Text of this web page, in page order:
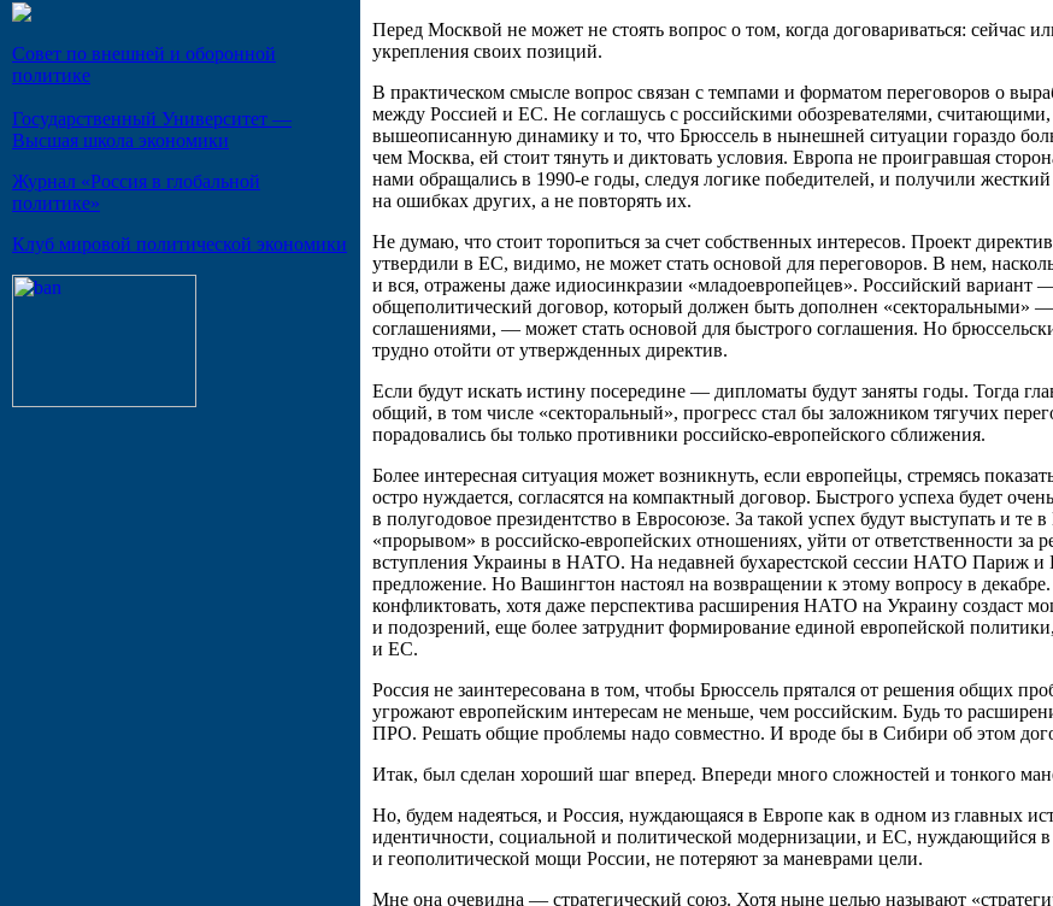
Совет по внешней и оборонной
политике
Государственный Университет —
Высшая школа экономики
Журнал «Россия в глобальной
политике»
Клуб мировой политической экономики
Перед Москвой не может не стоять вопрос о том, когда договариваться: сейчас
укрепления своих позиций.
В практическом смысле вопрос связан с темпами и форматом переговоров о
между Россией и ЕС. Не соглашусь с российскими обозревателями,
вышеописанную динамику и то, что Брюссель в нынешней ситуации гораздо
чем Москва, ей стоит тянуть и диктовать условия. Европа не проигравшая
нами обращались в 1990-е годы, следуя логике победителей, и получили жесткий
на ошибках других, а не повторять их.
Не думаю, что стоит торопиться за счет собственных интересов. Проект
утвердили в ЕС, видимо, не может стать основой для переговоров. В нем,
и вся, отражены даже идиосинкразии «младоевропейцев». Российский вариант
общеполитический договор, который должен быть дополнен «секторальными»
соглашениями, — может стать основой для быстрого соглашения. Но
трудно отойти от утвержденных директив.
Если будут искать истину посередине — дипломаты будут заняты годы. Тогда
общий, в том числе «секторальный», прогресс стал бы заложником тягучих
порадовались бы только противники российско-европейского сближения.
Более интересная ситуация может возникнуть, если европейцы, стремясь
остро нуждается, согласятся на компактный договор. Быстрого успеха будет
в полугодовое президентство в Евросоюзе. За такой успех будут выступать и те
«прорывом» в российско-европейских отношениях, уйти от ответственности за
вступления Украины в НАТО. На недавней бухарестской сессии НАТО Париж и
предложение. Но Вашингтон настоял на возвращении к этому вопросу в
конфликтовать, хотя даже перспектива расширения НАТО на Украину создаст
и подозрений, еще более затруднит формирование единой европейской
и ЕС.
Россия не заинтересована в том, чтобы Брюссель прятался от решения общих
угрожают европейским интересам не меньше, чем российским. Будь то
ПРО. Решать общие проблемы надо совместно. И вроде бы в Сибири об этом
Итак, был сделан хороший шаг вперед. Впереди много сложностей и тонкого
Но, будем надеяться, и Россия, нуждающаяся в Европе как в одном из главных
идентичности, социальной и политической модернизации, и ЕС, нуждающийся в
и геополитической мощи России, не потеряют за маневрами цели.
Мне она очевидна — стратегический союз. Хотя ныне целью называют